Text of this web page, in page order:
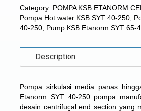
Category: POMPA KSB ETANORM
Pompa Hot water KSB SYT 40-250
40-250 Pump KSB Etanorm SYT 65-
Description
Pompa sirkulasi media panas
Etanorm SYT 40-250 pompa
desain centrifugal end section yang